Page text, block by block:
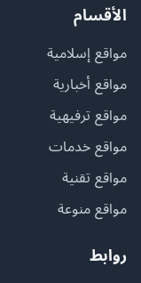
الأقسام
مواقع إسلامية
مواقع أخبارية
مواقع ترفيهية
مواقع خدمات
مواقع تقنية
مواقع منوعة
روابط